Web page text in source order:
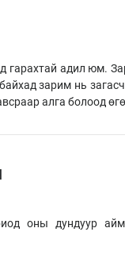
гарахтай адил юм.
зарим нь
алга болоод
оны дундуур